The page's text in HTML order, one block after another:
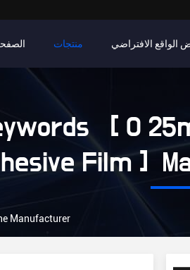
منتجات الواقع الافتراضي
[ 0
Manufacturer